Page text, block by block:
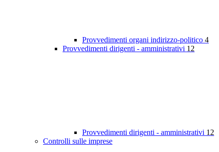
Provvedimenti organi indirizzo-politico 4
Provvedimenti dirigenti - amministrativi 12
Provvedimenti dirigenti - amministrativi 12
Controlli sulle imprese